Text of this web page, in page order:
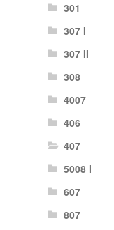
301
307 I
307 II
308
4007
406
407
5008 I
607
807